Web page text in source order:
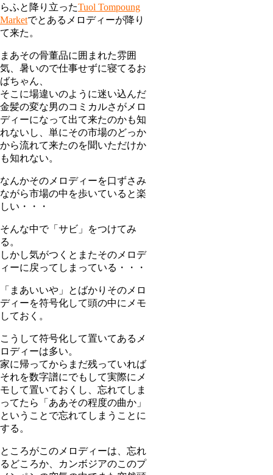
らふと降り立ったTuol Tompoung
Marketでとあるメロディーが降り
て来た。
まあその骨董品に囲まれた雰囲
気、暑いので仕事せずに寝てるお
ばちゃん、
そこに場違いのように迷い込んだ
金髪の変な男のコミカルさがメロ
ディーになって出て来たのかも知
れないし、単にその市場のどっか
から流れて来たのを聞いただけか
も知れない。
なんかそのメロディーを口ずさみ
ながら市場の中を歩いていると楽
しい・・・
そんな中で「サビ」をつけてみ
る。
しかし気がつくとまたそのメロデ
ィーに戻ってしまっている・・・
「まあいいや」とばかりそのメロ
ディーを符号化して頭の中にメモ
しておく。
こうして符号化して置いてあるメ
ロディーは多い。
家に帰ってからまだ残っていれば
それを数字譜にでもして実際にメ
モして置いておくし、忘れてしま
ってたら「ああその程度の曲か」
ということで忘れてしまうことに
する。
ところがこのメロディーは、忘れ
るどころか、カンボジアのこのプ